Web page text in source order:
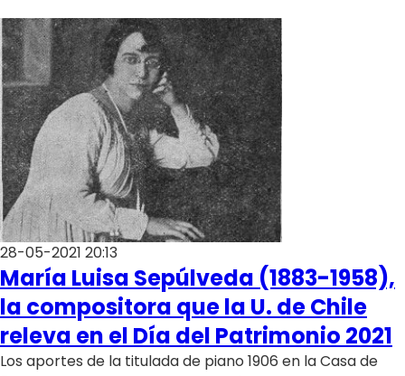
28-05-2021 20:13
María Luisa Sepúlveda (1883-1958),
la compositora que la U. de Chile
releva en el Día del Patrimonio 2021
Los aportes de la titulada de piano 1906 en la Casa de